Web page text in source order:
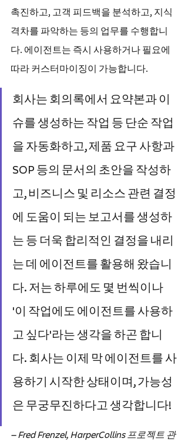
촉진하고, 고객 피드백을 분석하고, 지식
격차를 파악하는 등의 업무를 수행합니
다. 에이전트는 즉시 사용하거나 필요에
따라 커스터마이징이 가능합니다.
회사는 회의록에서 요약본과 이
슈를 생성하는 작업 등 단순 작업
을 자동화하고, 제품 요구 사항과
SOP 등의 문서의 초안을 작성하
고, 비즈니스 및 리소스 관련 결정
에 도움이 되는 보고서를 생성하
는 등 더욱 합리적인 결정을 내리
는 데 에이전트를 활용해 왔습니
다. 저는 하루에도 몇 번씩이나
'이 작업에도 에이전트를 사용하
고 싶다'라는 생각을 하곤 합니
다. 회사는 이제 막 에이전트를 사
용하기 시작한 상태이며, 가능성
은 무궁무진하다고 생각합니다!
— Fred Frenzel, HarperCollins 프로젝트 관